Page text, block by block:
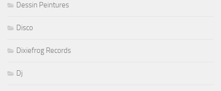
Dessin Peintures
Disco
Dixiefrog Records
Dj